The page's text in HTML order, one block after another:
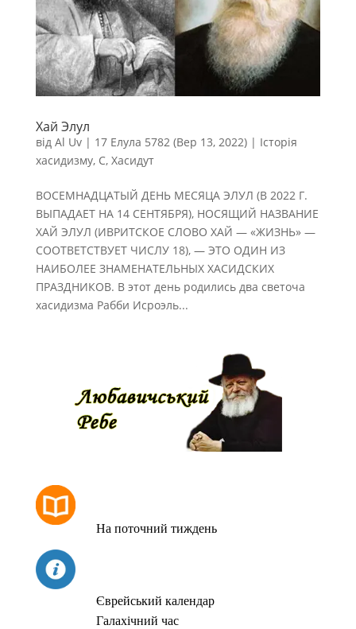
Хай Элул
від Al Uv| 17 Елула 5782 (Вер 13, 2022)| Історія
хасидизму, С, Хасидут
ВОСЕМНАДЦАТЫЙ ДЕНЬ МЕСЯЦА ЭЛУЛ (В 2022 Г.
ВЫПАДАЕТ НА 14 СЕНТЯБРЯ), НОСЯЩИЙ НАЗВАНИЕ
ХАЙ ЭЛУЛ (ИВРИТСКОЕ СЛОВО ХАЙ — «ЖИЗНЬ» —
СООТВЕТСТВУЕТ ЧИСЛУ 18), — ЭТО ОДИН ИЗ
НАИБОЛЕЕ ЗНАМЕНАТЕЛЬНЫХ ХАСИДСКИХ
ПРАЗДНИКОВ. В этот день родились два светоча
хасидизма Рабби Исроэль...
На поточний тиждень
Єврейський календар
Галахічний час